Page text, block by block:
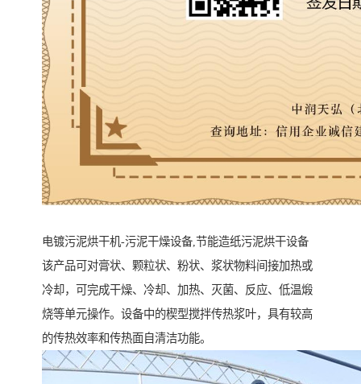
电镀污泥烘干机-污泥干燥设备,节能造纸污泥烘干设备
该产品可对膏状、颗粒状、粉状、浆状物料间接加热或
冷却，可完成干燥、冷却、加热、灭菌、反应、低温煅
烧等单元操作。设备中的楔型搅拌传热浆叶，具有较高
的传热效率和传热面自清洁功能。